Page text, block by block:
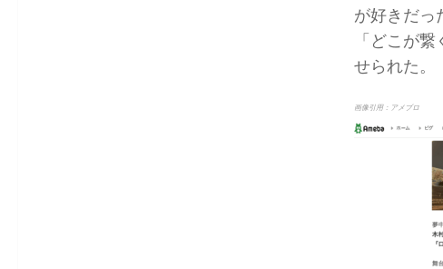
が好きだっ
「どこが
せられた。
画像引用：アメブロ